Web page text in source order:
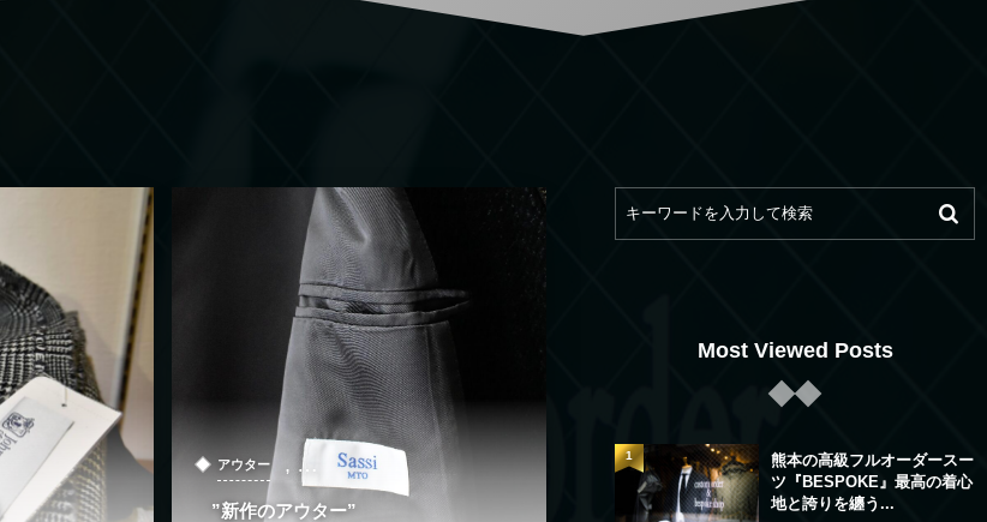
アウター , …
”新作のアウター”
Most Viewed Posts
熊本の高級フルオーダースー
ツ『BESPOKE』最高の着心
地と誇りを纏う...
1